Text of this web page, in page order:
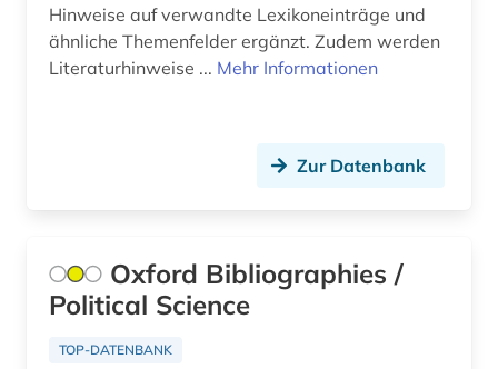
bibliometrie (2)
bibliothek (8)
bibliothekswesen (7)
Hinweise auf verwandte Lexikoneinträge und
ähnliche Themenfelder ergänzt. Zudem werden
Literaturhinweise ... Mehr Informationen
Zur Datenbank
Oxford Bibliographies /
Political Science
TOP-DATENBANK